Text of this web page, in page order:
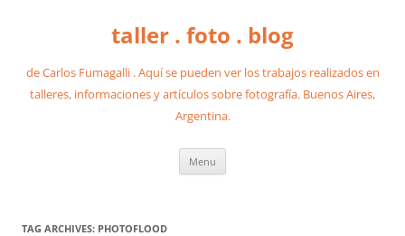
taller . foto . blog
de Carlos Fumagalli . Aquí se pueden ver los trabajos realizados en
talleres, informaciones y artículos sobre fotografía. Buenos Aires,
Argentina.
Menu
TAG ARCHIVES: PHOTOFLOOD